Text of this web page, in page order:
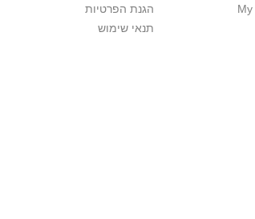
הגנת הפרטיות
תנאי שימוש